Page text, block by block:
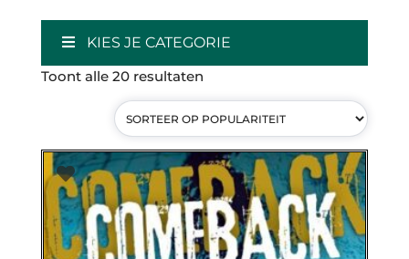
KIES JE CATEGORIE
Toont alle 20 resultatenGesorteerd
op
populariteit